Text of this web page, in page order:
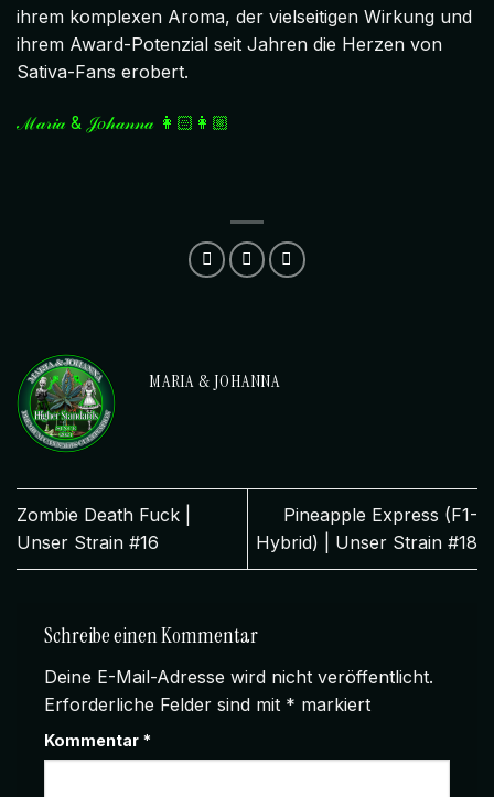
ihrem komplexen Aroma, der vielseitigen Wirkung und
ihrem Award-Potenzial seit Jahren die Herzen von
Sativa-Fans erobert.
ℳ𝒶𝓇𝒾𝒶 & 𝒥𝑜𝒽𝒶𝓃𝓃𝒶👩🏻👩🏼
MARIA & JOHANNA
Zombie Death Fuck |
Unser Strain #16
Pineapple Express (F1-
Hybrid) | Unser Strain #18
Schreibe einen Kommentar
Deine E-Mail-Adresse wird nicht veröffentlicht.
Erforderliche Felder sind mit * markiert
Kommentar *